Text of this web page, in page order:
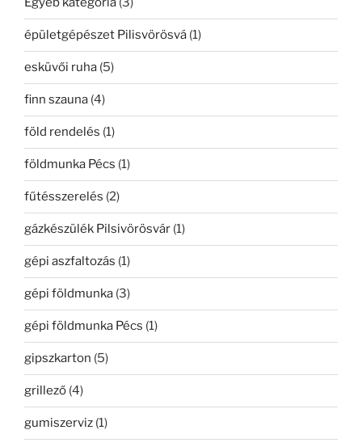
épületgépészet Pilisvörösvá (1)
esküvői ruha (5)
finn szauna (4)
föld rendelés (1)
földmunka Pécs (1)
fűtésszerelés (2)
gázkészülék Pilsivörösvár (1)
gépi aszfaltozás (1)
gépi földmunka (3)
gépi földmunka Pécs (1)
gipszkarton (5)
grillező (4)
gumiszerviz (1)